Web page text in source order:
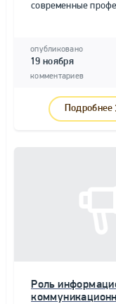
современные
опубликовано
19 ноября
комментариев
Подробнее
Роль